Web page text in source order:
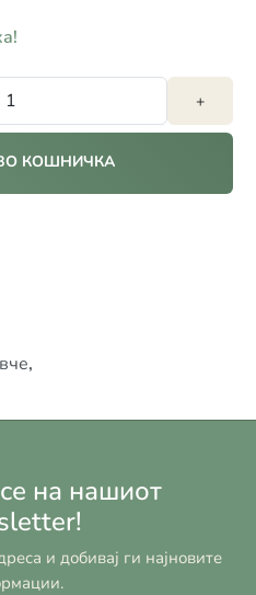
+
КОШНИЧКА
,
на нашиот
и добивај ги најновите